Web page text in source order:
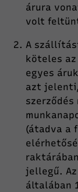
árura
volt
A
köteles
egyes
azt
(átadva a
jellegű.
általában